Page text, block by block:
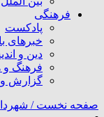
فرهنگی
پادکست
خبرهای
دین و
فرهنگ و
گزارش و
صفحه نخست /